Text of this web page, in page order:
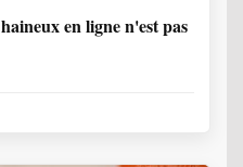
en ligne n'est pas